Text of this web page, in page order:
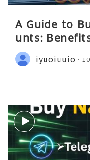
A Guide to
unts:
iyuoiuuio